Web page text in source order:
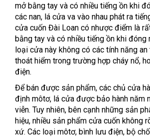
mở bằng tay và có nhiều tiếng ồn khi
các nan, lá cửa va vào nhau phát ra
cửa cuốn Đài Loan có nhược điểm là
bằng tay và có nhiều tiếng ồn khi đóng
loại cửa này không có các tính năng an
thoát hiểm trong trường hợp cháy nổ,
điện.
Để bán được sản phẩm, các chủ cửa
định môtơ, lá cửa được bảo hành năm
viễn. Tuy nhiên, bên cạnh những sản
hiệu, nhiều sản phẩm cửa cuốn không
xứ. Các loại môtơ, bình lưu điện, bộ